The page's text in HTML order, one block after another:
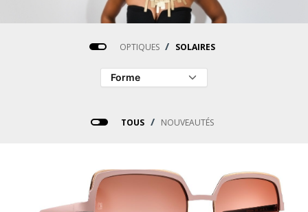
OPTIQUES / SOLAIRES
TOUS / NOUVEAUTÉS